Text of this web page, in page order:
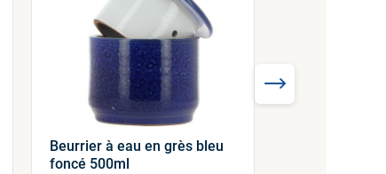
Beurrier à eau en grès bleu
foncé 500ml